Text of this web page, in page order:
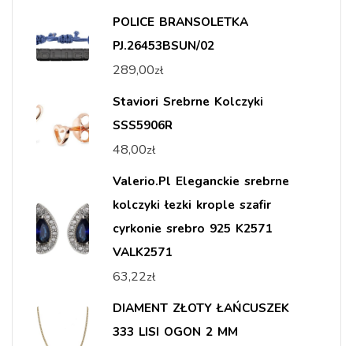
POLICE BRANSOLETKA
PJ.26453BSUN/02
289,00zł
Staviori Srebrne Kolczyki
SSS5906R
48,00zł
Valerio.Pl Eleganckie srebrne
kolczyki łezki krople szafir
cyrkonie srebro 925 K2571
VALK2571
63,22zł
DIAMENT ZŁOTY ŁAŃCUSZEK
333 LISI OGON 2 MM